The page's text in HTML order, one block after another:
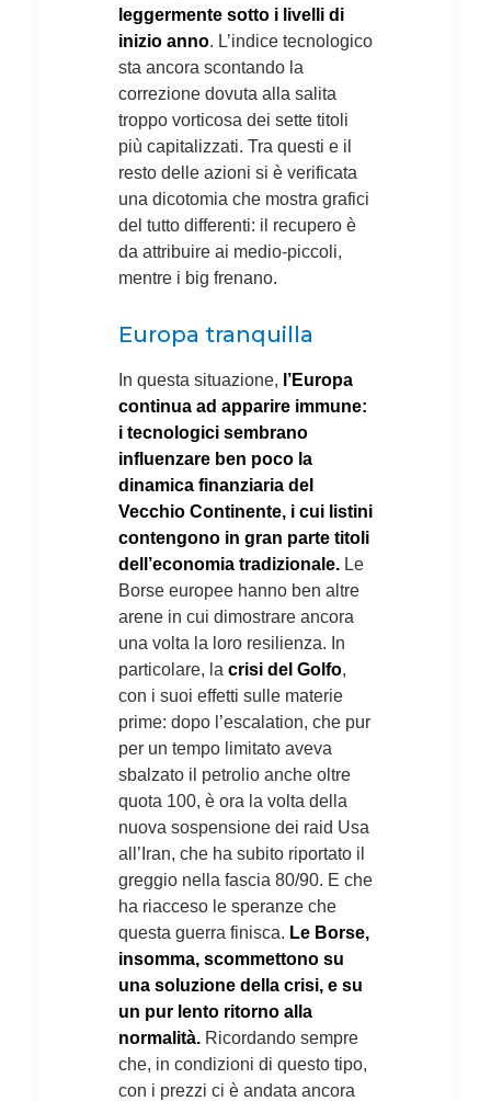
leggermente sotto i livelli di
inizio anno. L’indice tecnologico
sta ancora scontando la
correzione dovuta alla salita
troppo vorticosa dei sette titoli
più capitalizzati. Tra questi e il
resto delle azioni si è verificata
una dicotomia che mostra grafici
del tutto differenti: il recupero è
da attribuire ai medio-piccoli,
mentre i big frenano.
Europa tranquilla
In questa situazione, l’Europa
continua ad apparire immune:
i tecnologici sembrano
influenzare ben poco la
dinamica finanziaria del
Vecchio Continente, i cui listini
contengono in gran parte titoli
dell’economia tradizionale. Le
Borse europee hanno ben altre
arene in cui dimostrare ancora
una volta la loro resilienza. In
particolare, la crisi del Golfo,
con i suoi effetti sulle materie
prime: dopo l’escalation, che pur
per un tempo limitato aveva
sbalzato il petrolio anche oltre
quota 100, è ora la volta della
nuova sospensione dei raid Usa
all’Iran, che ha subito riportato il
greggio nella fascia 80/90. E che
ha riacceso le speranze che
questa guerra finisca. Le Borse,
insomma, scommettono su
una soluzione della crisi, e su
un pur lento ritorno alla
normalità. Ricordando sempre
che, in condizioni di questo tipo,
con i prezzi ci è andata ancora